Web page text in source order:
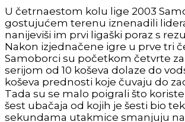
U četrnaestom kolu lige 2003
gostujućem terenu iznenadili
nanijeviši im prvi ligaški poraz s
Nakon izjednačene igre u prve tri
Samoborci su početkom četvrte
serijom od 10 koševa dolaze do
koševa prednosti koje čuvaju do
Tada su se malo poigrali što
šest ubačaja od kojih je šesti bio
sekundama utakmice smanjuju